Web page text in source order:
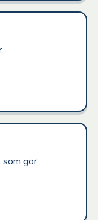
som gör